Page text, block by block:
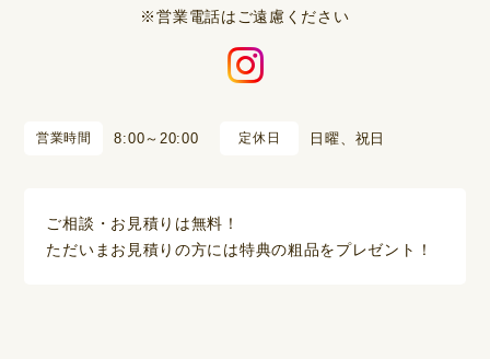
※営業電話はご遠慮ください
営業時間 8:00～20:00 定休日 日曜、祝日
ご相談・お見積りは無料！
ただいまお見積りの方には特典の粗品をプレゼント！